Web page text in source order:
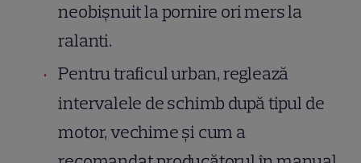
neobișnuit la pornire ori mers la
ralanti.
Pentru traficul urban, reglează
intervalele de schimb după tipul de
motor, vechime și cum a